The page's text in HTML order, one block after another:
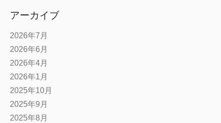
アーカイブ
2026年7月
2026年6月
2026年4月
2026年1月
2025年10月
2025年9月
2025年8月